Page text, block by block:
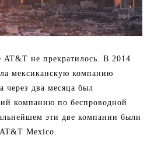
AT&T не прекратилось. В 2014
мексиканскую компанию
через два месяца был
компанию по беспроводной
эти две компании были
Mexico.